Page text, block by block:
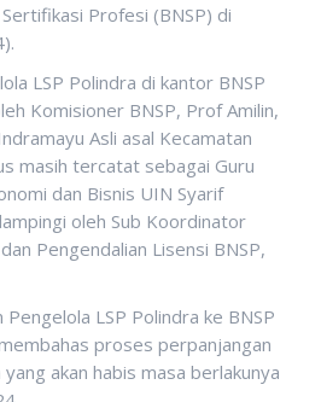
Profesi (BNSP) di
LSP Polindra di kantor BNSP
Komisioner BNSP, Prof Amilin,
Asli asal Kecamatan
masih tercatat sebagai Guru
dan Bisnis UIN Syarif
oleh Sub Koordinator
Pengendalian Lisensi BNSP,
LSP Polindra ke BNSP
proses perpanjangan
akan habis masa berlakunya